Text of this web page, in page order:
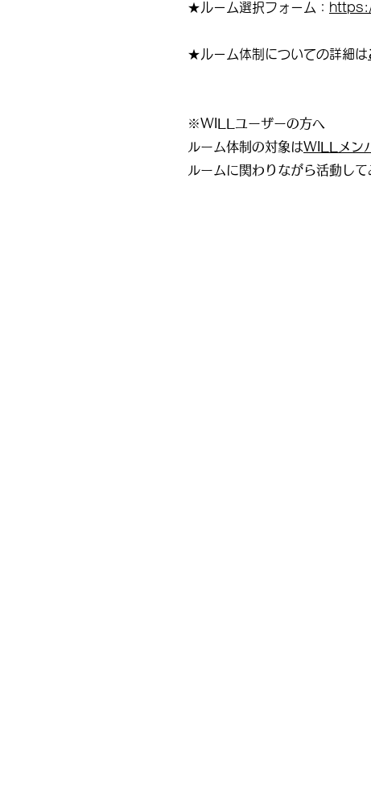
★ルーム選択フォーム：
★ルーム体制についての詳細は
※WILLユーザーの方へ
ルーム体制の対象はWILLメン
ルームに関わりながら活動し